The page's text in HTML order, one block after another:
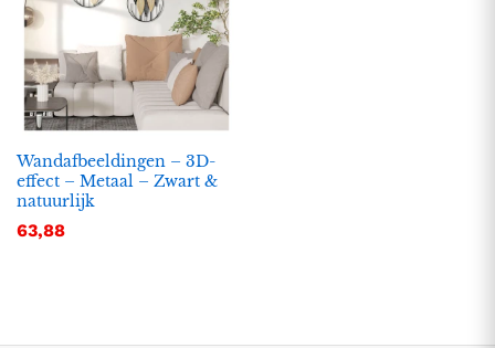
Wandafbeeldingen – 3D-
effect – Metaal – Zwart &
natuurlijk
63,88